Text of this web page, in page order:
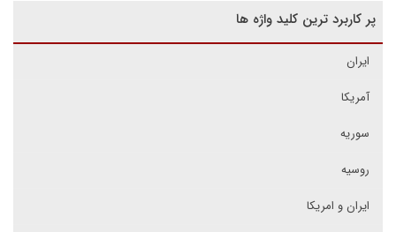
پر کاربرد ترین کلید واژه ها
ایران
آمریکا
سوریه
روسیه
ایران و امریکا